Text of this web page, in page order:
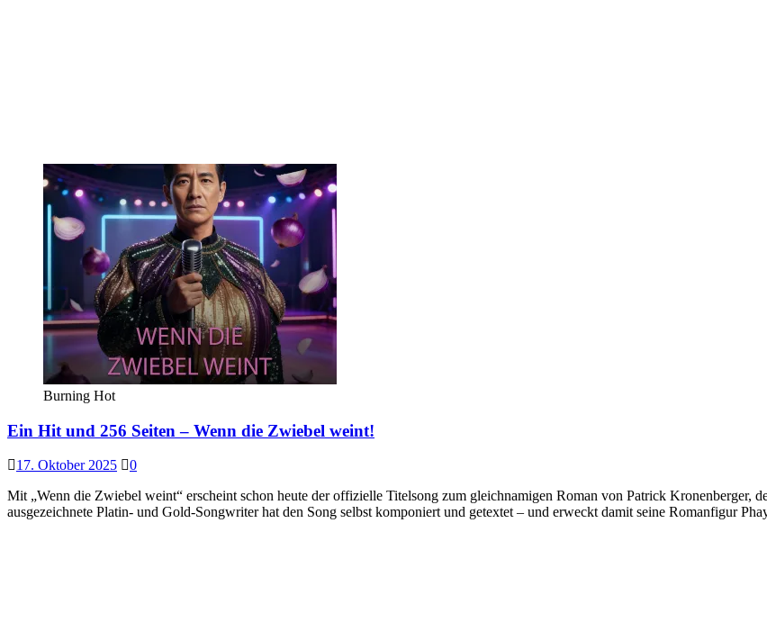
Burning Hot
Ein Hit und 256 Seiten – Wenn die Zwiebel weint!
17. Oktober 2025
0
Mit „Wenn die Zwiebel weint“ erscheint schon heute der offizielle Titelsong zum gleichnamigen Roman von Patrick Kronenberger,
ausgezeichnete Platin- und Gold-Songwriter hat den Song selbst komponiert und getextet – und erweckt damit seine Romanfigur